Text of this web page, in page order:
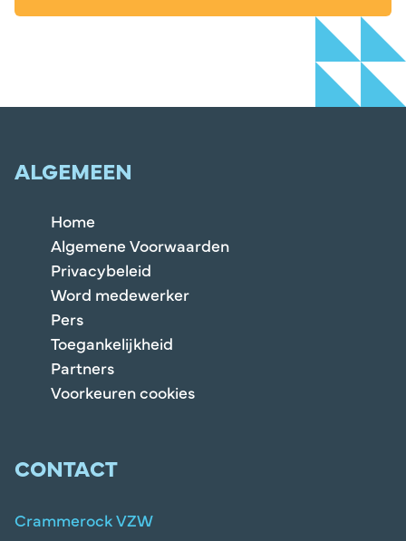
ALGEMEEN
Home
Algemene Voorwaarden
Privacybeleid
Word medewerker
Pers
Toegankelijkheid
Partners
Voorkeuren cookies
CONTACT
Crammerock VZW